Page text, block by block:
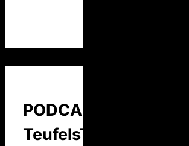
PODCAST:
TeufelsTalk